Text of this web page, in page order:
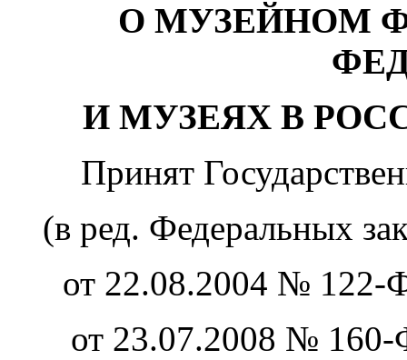
О МУЗЕЙНОМ
И МУЗЕЯХ В
Принят
(в ред. Федеральных
от 22.08.2004 №
от 23.07.2008 №